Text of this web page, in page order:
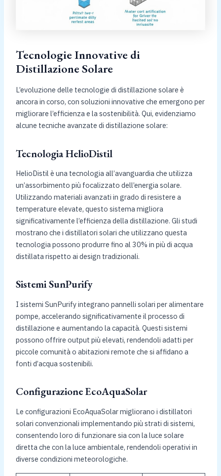
Tecnologie Innovative di
Distillazione Solare
L’evoluzione delle tecnologie di distillazione solare è
ancora in corso, con soluzioni innovative che emergono per
migliorare l’efficienza e la sostenibilità. Qui, evidenziamo
alcune tecniche avanzate di distillazione solare:
Tecnologia HelioDistil
HelioDistil è una tecnologia all’avanguardia che utilizza
un’assorbimento più focalizzato dell’energia solare.
Utilizzando materiali avanzati in grado di resistere a
temperature elevate, questo sistema migliora
significativamente l’efficienza della distillazione. Gli studi
mostrano che i distillatori solari che utilizzano questa
tecnologia possono produrre fino al 30% in più di acqua
distillata rispetto ai design tradizionali.
Sistemi SunPurify
I sistemi SunPurify integrano pannelli solari per alimentare
pompe, accelerando significativamente il processo di
distillazione e aumentando la capacità. Questi sistemi
possono offrire output più elevati, rendendoli adatti per
piccole comunità o abitazioni remote che si affidano a
fonti d’acqua sostenibili.
Configurazione EcoAquaSolar
Le configurazioni EcoAquaSolar migliorano i distillatori
solari convenzionali implementando più strati di sistemi,
consentendo loro di funzionare sia con la luce solare
diretta che con la luce ambientale, rendendoli operativi in
diverse condizioni meteorologiche.